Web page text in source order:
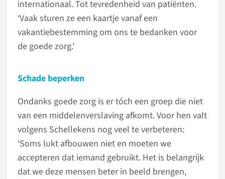
internationaal. Tot tevredenheid van patiënten.
‘Vaak sturen ze een kaartje vanaf een
vakantiebestemming om ons te bedanken voor
de goede zorg.’
Schade beperken
Ondanks goede zorg is er tóch een groep die niet
van een middelenverslaving afkomt. Voor hen valt
volgens Schellekens nog veel te verbeteren:
‘Soms lukt afbouwen niet en moeten we
accepteren dat iemand gebruikt. Het is belangrijk
dat we deze mensen beter in beeld brengen,